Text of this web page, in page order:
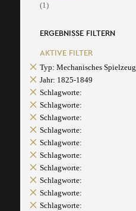
(1)
ERGEBNISSE FILTERN
AKTIVE FILTER
Typ: Mechanisches Spielzeug
Jahr: 1825-1849
Schlagworte:
Schlagworte:
Schlagworte:
Schlagworte:
Schlagworte:
Schlagworte:
Schlagworte:
Schlagworte:
Schlagworte:
Schlagworte: